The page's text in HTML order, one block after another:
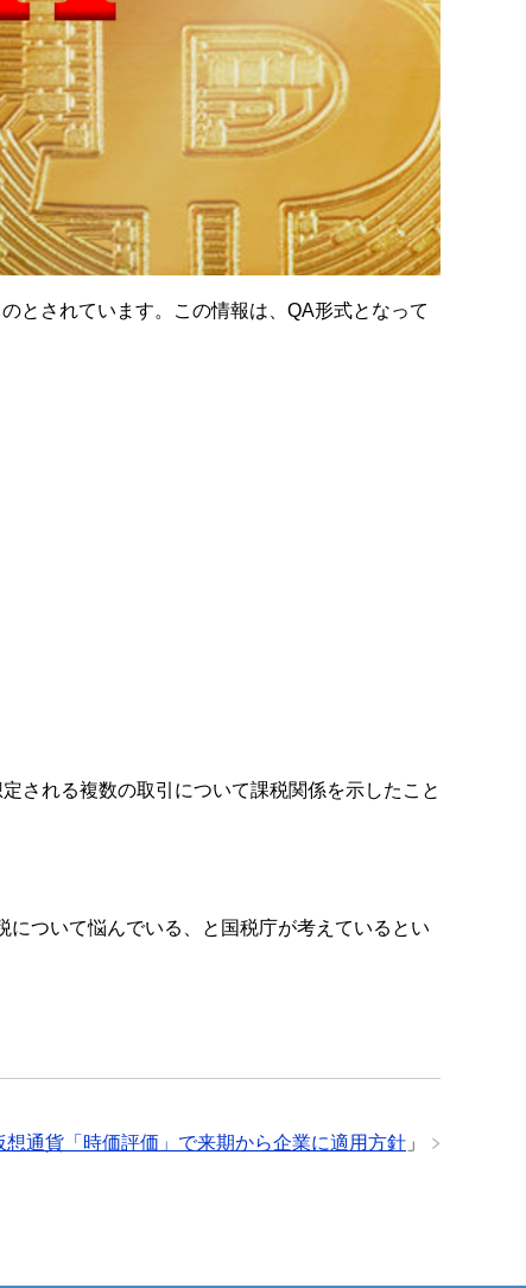
とされています。この情報は、QA形式となって
される複数の取引について課税関係を示したこと
ついて悩んでいる、と国税庁が考えているとい
想通貨「時価評価」で来期から企業に適用方針 」